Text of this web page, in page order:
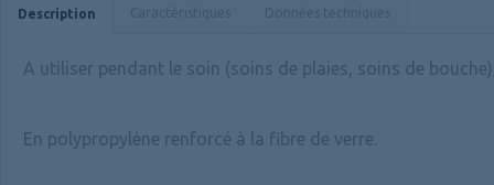
Description
A utiliser pendant le soin (soins de plaies, soins de
En polypropylène renforcé à la fibre de verre.